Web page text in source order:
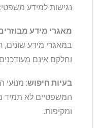
נגישות למידע משפטי:
מאגרי מידע
במאגרי מידע
וחלקם אינם
בעיות חיפוש:
המשפטיים לא תמיד
ומקיפות.